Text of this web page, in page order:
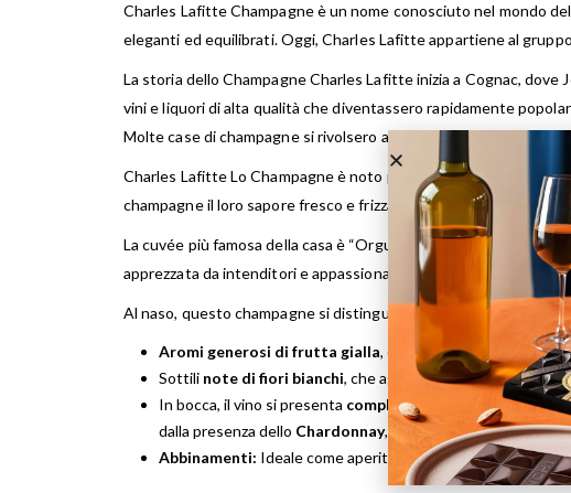
Charles Lafitte Champagne è un nome conosciuto nel mondo
eleganti ed equilibrati. Oggi, Charles Lafitte appartiene al
La storia dello Champagne Charles Lafitte inizia a Cognac,
vini e liquori di alta qualità che diventassero rapidamente
Molte case di champagne si rivolsero a Charles Lafitte & Cie per
Charles Lafitte Lo Champagne è noto per i suoi champagne
champagne il loro sapore fresco e frizzante. Questi vini sono il
La cuvée più famosa della casa è “Orgueil de France”, un
apprezzata da intenditori e appassionati.
Al naso, questo champagne si distingue per la sua complessità
Aromi generosi di frutta gialla, come pesca e albicocca,
Sottili note di fiori bianchi, che aggiungono un tocco di
In bocca, il vino si presenta complesso attacco
dalla presenza dello Chardonnay, che dona una nota vivace
Abbinamenti: Ideale come aperitivo o a tutto pasto, si